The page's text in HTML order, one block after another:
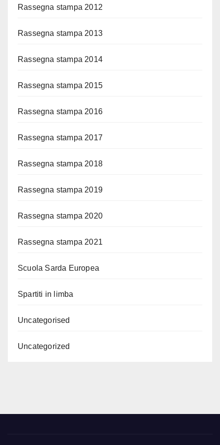
Rassegna stampa 2012
Rassegna stampa 2013
Rassegna stampa 2014
Rassegna stampa 2015
Rassegna stampa 2016
Rassegna stampa 2017
Rassegna stampa 2018
Rassegna stampa 2019
Rassegna stampa 2020
Rassegna stampa 2021
Scuola Sarda Europea
Spartiti in limba
Uncategorised
Uncategorized